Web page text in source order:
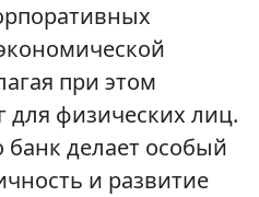
при этом
для физических лиц.
делает особый
и развитие